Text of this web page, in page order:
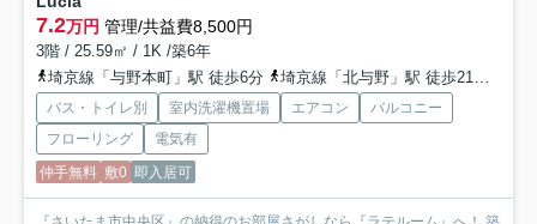
7.2万円 管理/共益費8,500円
3階 / 25.59㎡ / 1K /築6年
埼京線「与野本町」駅 徒歩6分
埼京線「北与野」駅 徒歩21分
バス・トイレ別 室内洗濯機置場 エアコン
バルコニー
フローリング
電気有
仲手無料 敷0 即入居可